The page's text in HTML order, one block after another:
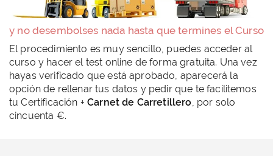
y no desembolses nada hasta que termines el Curso
El procedimiento es muy sencillo, puedes acceder al
curso y hacer el test online de forma gratuita. Una vez
hayas verificado que está aprobado, aparecerá la
opción de rellenar tus datos y pedir que te facilitemos
tu Certificación +Carnet de Carretillero , por solo
cincuenta €.